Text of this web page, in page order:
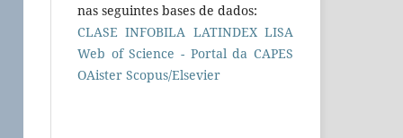
nas seguintes bases de dados:
CLASE INFOBILA LATINDEX LISA
Web of Science - Portal da CAPES
OAister Scopus/Elsevier